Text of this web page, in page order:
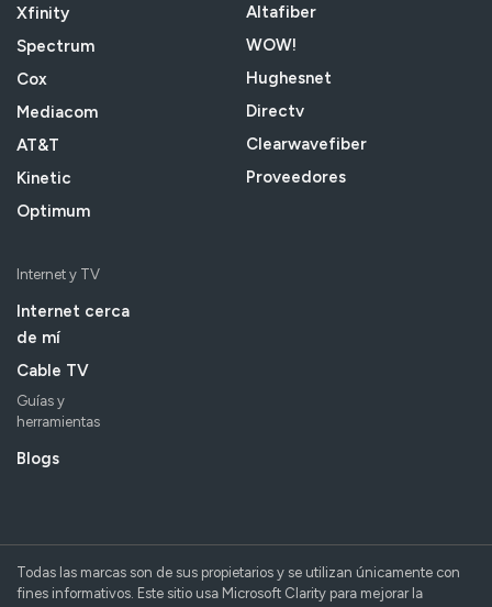
Xfinity
Spectrum
Cox
Mediacom
AT&T
Kinetic
Optimum
Altafiber
WOW!
Hughesnet
Directv
Clearwavefiber
Proveedores
Internet y TV
Internet cerca
de mí
Cable TV
Guías y
herramientas
Blogs
Todas las marcas son de sus propietarios y se utilizan únicamente con
fines informativos. Este sitio usa Microsoft Clarity para mejorar la